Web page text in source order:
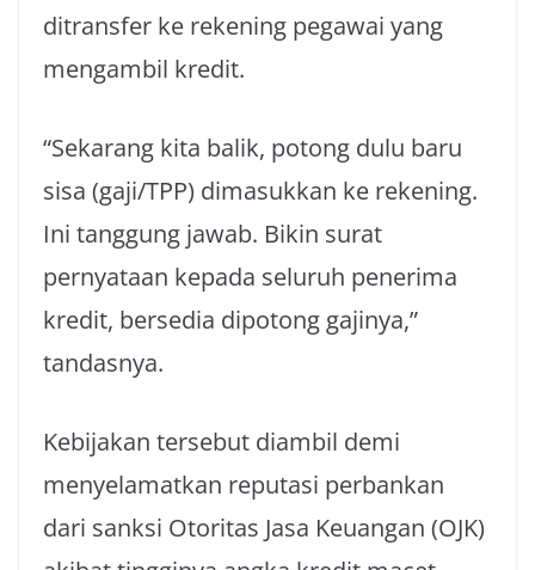
ditransfer ke rekening pegawai yang
mengambil kredit.
“Sekarang kita balik, potong dulu baru
sisa (gaji/TPP) dimasukkan ke rekening.
Ini tanggung jawab. Bikin surat
pernyataan kepada seluruh penerima
kredit, bersedia dipotong gajinya,”
tandasnya.
Kebijakan tersebut diambil demi
menyelamatkan reputasi perbankan
dari sanksi Otoritas Jasa Keuangan (OJK)